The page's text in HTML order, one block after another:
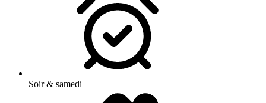
Soir & samedi